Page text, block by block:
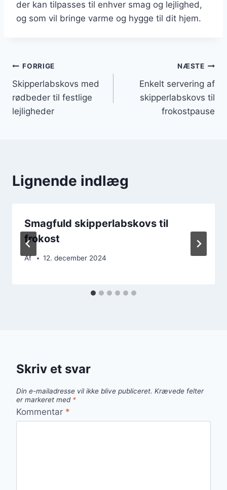
der kan tilpasses til enhver smag og lejlighed,
og som vil bringe varme og hygge til dit hjem.
Indlægsnavigation
FORRIGE
Skipperlabskovs med
rødbeder til festlige
lejligheder
NÆSTE
Enkelt servering af
skipperlabskovs til
frokostpause
Lignende indlæg
Smagfuld skipperlabskovs til
frokost
Af 12. december 2024
Skriv et svar
Din e-mailadresse vil ikke blive publiceret. Krævede felter
er markeret med *
Kommentar *